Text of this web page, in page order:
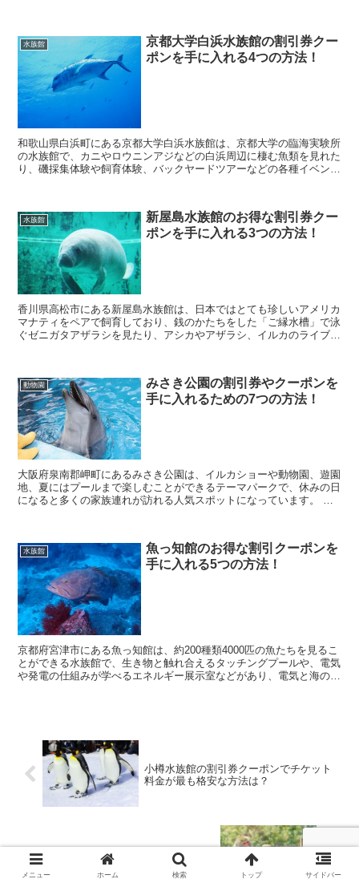
水族館
京都大学白浜水族館の割引券クー
ポンを手に入れる4つの方法！
和歌山県白浜町にある京都大学白浜水族館は、京都大学の臨海実験所
の水族館で、カニやロウニンアジなどの白浜周辺に棲む魚類を見れた
り、磯採集体験や飼育体験、バックヤードツアーなどの各種イベント
水族館
新屋島水族館のお得な割引券クー
ポンを手に入れる3つの方法！
香川県高松市にある新屋島水族館は、日本ではとても珍しいアメリカ
マナティをペアで飼育しており、銭のかたちをした「ご縁水槽」で泳
ぐゼニガタアザラシを見たり、アシカやアザラシ、イルカのライブも
動物園
みさき公園の割引券やクーポンを
手に入れるための7つの方法！
大阪府泉南郡岬町にあるみさき公園は、イルカショーや動物園、遊園
地、夏にはプールまで楽しむことができるテーマパークで、休みの日
になると多くの家族連れが訪れる人気スポットになっています。 そ
水族館
魚っ知館のお得な割引クーポンを
手に入れる5つの方法！
京都府宮津市にある魚っ知館は、約200種類4000匹の魚たちを見るこ
とができる水族館で、生き物と触れ合えるタッチングプールや、電気
や発電の仕組みが学べるエネルギー展示室などがあり、電気と海の生
小樽水族館の割引券クーポンでチケット
料金が最も格安な方法は？
高崎山自然動物園の割引券やクーポンを
手に入れる7つの方法！
メニュー ホーム 検索 トップ サイドバー